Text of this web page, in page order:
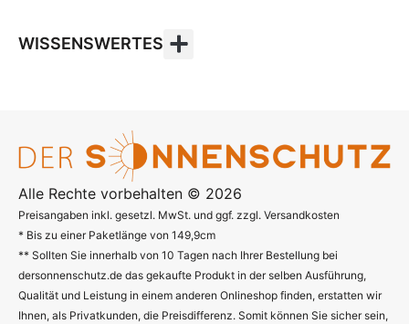
WISSENSWERTES
Alle Rechte vorbehalten © 2026
Preisangaben inkl. gesetzl. MwSt. und ggf. zzgl. Versandkosten
* Bis zu einer Paketlänge von 149,9cm
** Sollten Sie innerhalb von 10 Tagen nach Ihrer Bestellung bei
dersonnenschutz.de das gekaufte Produkt in der selben Ausführung,
Qualität und Leistung in einem anderen Onlineshop finden, erstatten wir
Ihnen, als Privatkunden, die Preisdifferenz. Somit können Sie sicher sein,